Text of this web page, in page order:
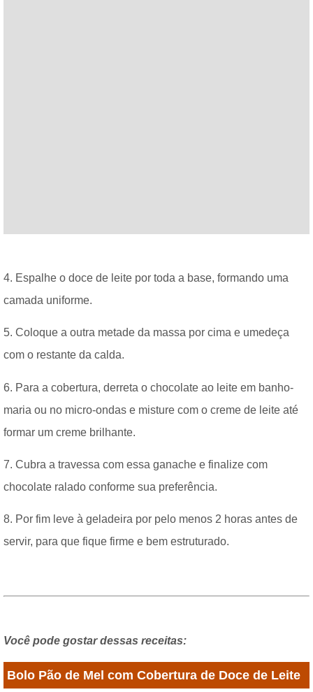
4. Espalhe o doce de leite por toda a base, formando uma
camada uniforme.
5. Coloque a outra metade da massa por cima e umedeça
com o restante da calda.
6. Para a cobertura, derreta o chocolate ao leite em banho-
maria ou no micro-ondas e misture com o creme de leite até
formar um creme brilhante.
7. Cubra a travessa com essa ganache e finalize com
chocolate ralado conforme sua preferência.
8. Por fim leve à geladeira por pelo menos 2 horas antes de
servir, para que fique firme e bem estruturado.
Você pode gostar dessas receitas:
Bolo Pão de Mel com Cobertura de Doce de Leite